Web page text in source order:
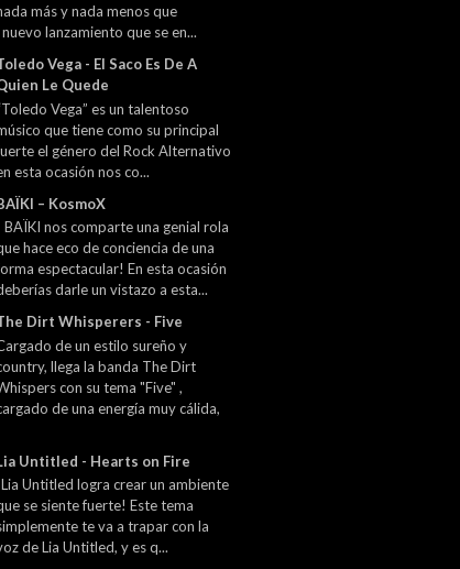
más y nada menos que
lanzamiento que se en...
Vega - El Saco Es De A
Le Quede
Vega” es un talentoso
que tiene como su principal
el género del Rock Alternativo
esta ocasión nos co...
– KosmoX
BAÏKI nos comparte una genial rola
hace eco de conciencia de una
espectacular! En esta ocasión
darle un vistazo a esta...
Dirt Whisperers - Five
de un estilo sureño y
llega la banda The Dirt
con su tema "Five" ,
de una energía muy cálida,
Untitled - Hearts on Fire
Untitled logra crear un ambiente
se siente fuerte! Este tema
te va a trapar con la
de Lia Untitled, y es q...